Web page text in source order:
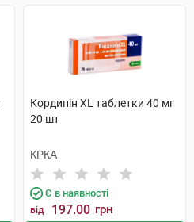
Кордипін XL таблетки 40 мг
20 шт
КРКА
Є в наявності
від 197.00 грн